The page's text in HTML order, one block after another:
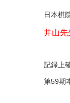
日本棋
井山先
記録上
第59期